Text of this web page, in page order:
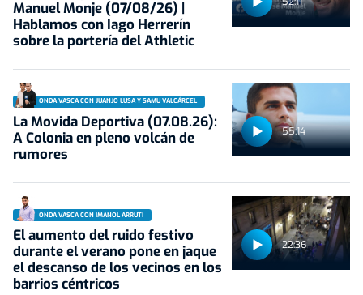
Manuel Monje (07/08/26) |
Hablamos con Iago Herrerín
sobre la portería del Athletic
55:14
ONDA VASCA CON JUANJO LUSA Y SAMU VALCÁRCEL
La Movida Deportiva (07.08.26):
A Colonia en pleno volcán de
rumores
22:36
ONDA VASCA CON IMANOL ARRUTI
El aumento del ruido festivo
durante el verano pone en jaque
el descanso de los vecinos en los
barrios céntricos